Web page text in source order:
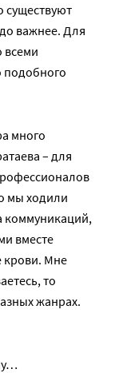
существуют
важнее. Для
всеми
подобного
много
– для
мы ходили
коммуникаций,
вместе
крови. Мне
то
жанрах.